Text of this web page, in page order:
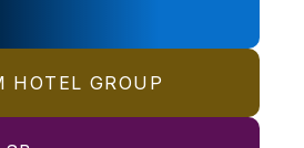
HOTEL GROUP